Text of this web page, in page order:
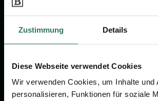
Zustimmung Details
Diese Webseite verwendet Cookies
Wir verwenden Cookies, um Inhalte und
personalisieren, Funktionen für soziale
Wir sind Ihr
um das Thema
Vorsorge.
Jetzt beraten lassen